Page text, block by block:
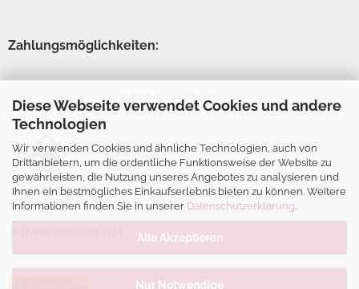
Diese Webseite verwendet Cookies und andere
Technologien
Wir verwenden Cookies und ähnliche Technologien, auch von
Drittanbietern, um die ordentliche Funktionsweise der Website zu
gewährleisten, die Nutzung unseres Angebotes zu analysieren und
Ihnen ein bestmögliches Einkaufserlebnis bieten zu können. Weitere
Informationen finden Sie in unserer Datenschutzerklärung.
Alle Akzeptieren
Nur Notwendige
Zahlungsmöglichkeiten: